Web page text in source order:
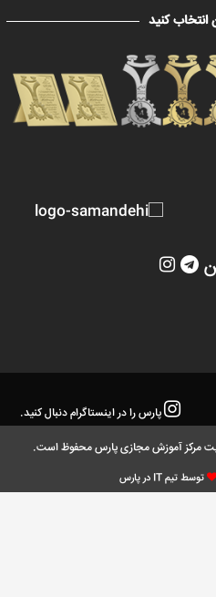
انتخاب کنید
پارس را در اینستاگرام دنبال کنید.
مرکز آموزش مجازی پارس محفوظ است.
توسط تیم IT در پارس